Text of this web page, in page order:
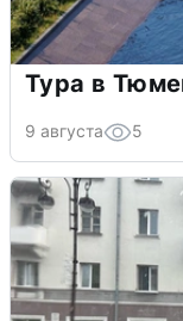
Тура в
9 августа 5